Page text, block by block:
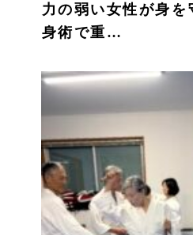
力の弱い女性が身を
身術で重…